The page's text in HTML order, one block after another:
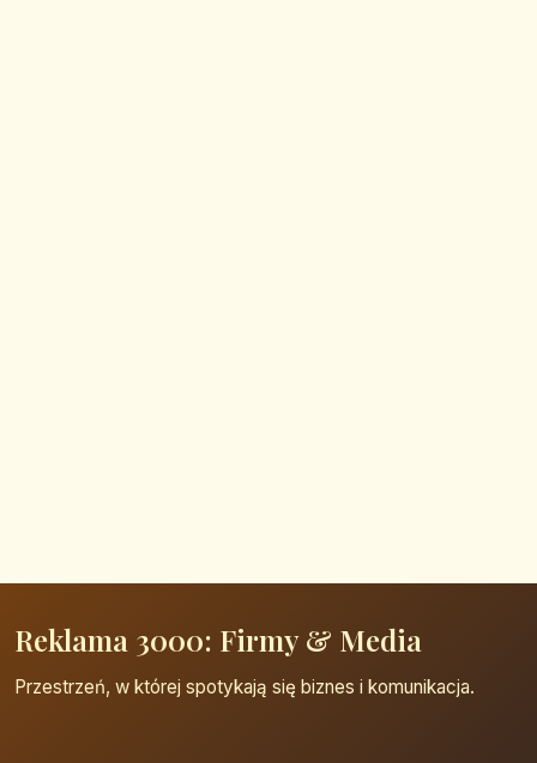
Reklama 3000: Firmy & Media
Przestrzeń, w której spotykają się biznes i komunikacja.